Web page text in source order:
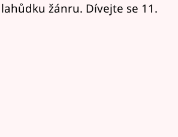
žánru. Dívejte se 11.